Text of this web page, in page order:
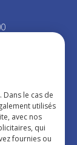
Dans le cas de
utilisés
avec nos
qui
fournies ou